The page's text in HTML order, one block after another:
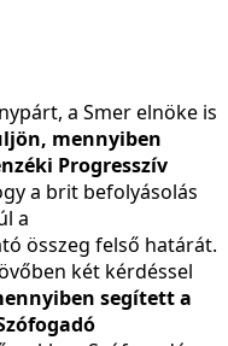
a Smer elnöke is
mennyiben
Progresszív
a brit befolyásolás
a
összeg felső határát.
két kérdéssel
segített a